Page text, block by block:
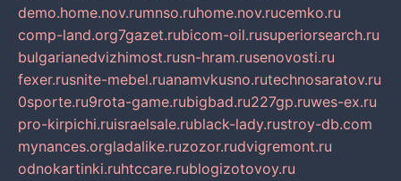
demo.home.nov.rumnso.ruhome.nov.rucemko.ru
comp-land.org7gazet.rubicom-oil.rusuperiorsearch.ru
bulgarianedvizhimost.rusn-hram.rusenovosti.ru
fexer.rusnite-mebel.ruanamvkusno.rutechnosaratov.ru
0sporte.ru9rota-game.rubigbad.ru227gp.ruwes-ex.ru
pro-kirpichi.ruisraelsale.rublack-lady.rustroy-db.com
mynances.orgladalike.ruzozor.rudvigremont.ru
odnokartinki.ruhtccare.rublogizotovoy.ru